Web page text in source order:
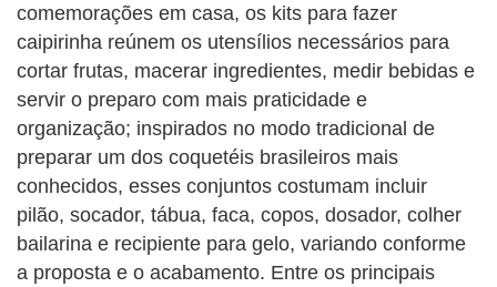
comemorações em casa, os kits para fazer
caipirinha reúnem os utensílios necessários para
cortar frutas, macerar ingredientes, medir bebidas e
servir o preparo com mais praticidade e
organização; inspirados no modo tradicional de
preparar um dos coquetéis brasileiros mais
conhecidos, esses conjuntos costumam incluir
pilão, socador, tábua, faca, copos, dosador, colher
bailarina e recipiente para gelo, variando conforme
a proposta e o acabamento. Entre os principais